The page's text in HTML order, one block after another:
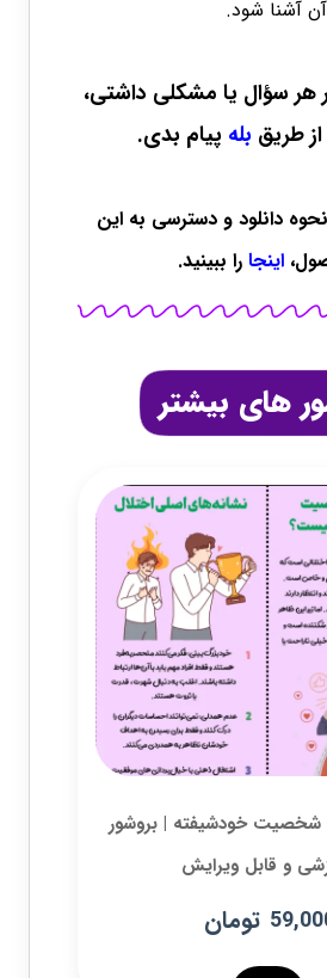
آشنا شود.
هر سؤال یا مشکلی داشتی،
طریق بله پیام بدی.
دانلود و دسترسی به این
اینجا را ببینید.
های بیشتر
شخصیت خودشیفته | بروشور
و قابل ویرایش
تومان